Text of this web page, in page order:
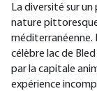
La diversité sur
nature
méditerranéenne.
célèbre lac de
par la capitale
expérience